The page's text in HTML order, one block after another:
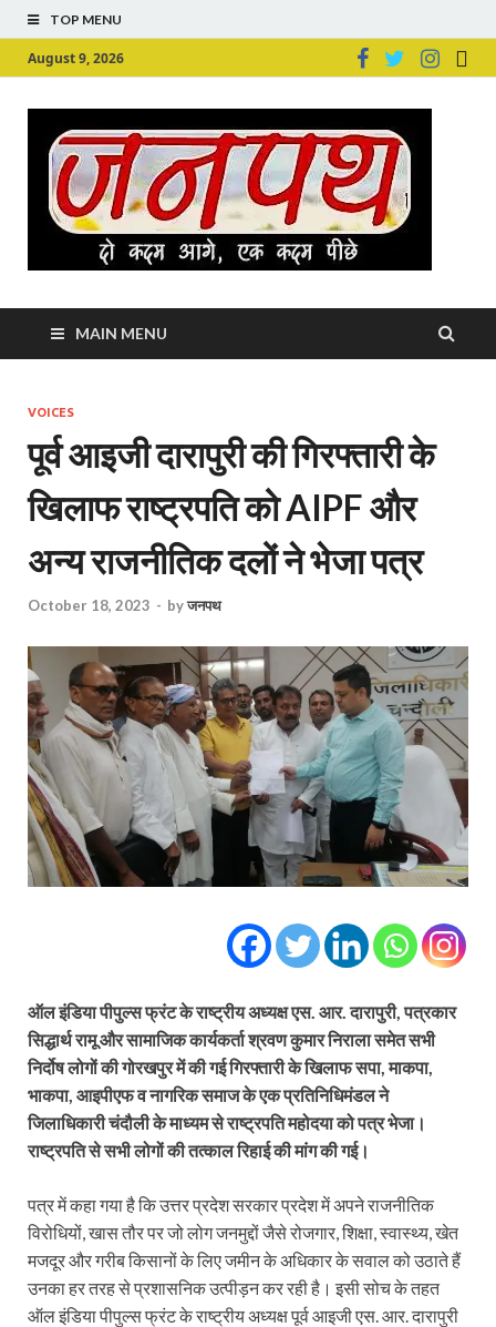
TOP MENU
August 9, 2026
MAIN MENU
VOICES
पूर्व आइजी दारापुरी की गिरफ्तारी के
खिलाफ राष्ट्रपति को AIPF और
अन्य राजनीतिक दलों ने भेजा पत्र
October 18, 2023 - byजनपथ
ऑल इंडिया पीपुल्स फ्रंट के राष्ट्रीय अध्यक्ष एस. आर. दारापुरी, पत्रकार
सिद्धार्थ रामू और सामाजिक कार्यकर्ता श्रवण कुमार निराला समेत सभी
निर्दोष लोगों की गोरखपुर में की गई गिरफ्तारी के खिलाफ सपा, माकपा,
भाकपा, आइपीएफ व नागरिक समाज के एक प्रतिनिधिमंडल ने
जिलाधिकारी चंदौली के माध्यम से राष्ट्रपति महोदया को पत्र भेजा।
राष्ट्रपति से सभी लोगों की तत्काल रिहाई की मांग की गई।
पत्र में कहा गया है कि उत्तर प्रदेश सरकार प्रदेश में अपने राजनीतिक
विरोधियों, खास तौर पर जो लोग जनमुद्दों जैसे रोजगार, शिक्षा, स्वास्थ्य, खेत
मजदूर और गरीब किसानों के लिए जमीन के अधिकार के सवाल को उठाते हैं
उनका हर तरह से प्रशासनिक उत्पीड़न कर रही है। इसी सोच के तहत
ऑल इंडिया पीपुल्स फ्रंट के राष्ट्रीय अध्यक्ष पूर्व आइजी एस. आर. दारापुरी